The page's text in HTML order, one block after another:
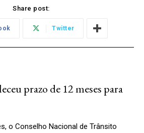
Share post:
Twitter
prazo de 12 meses para
o Conselho Nacional de Trânsito